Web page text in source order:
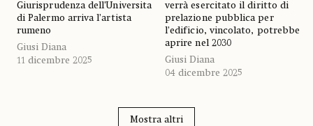
Giurisprudenza dell’Universita
di Palermo arriva l’artista
rumeno
Giusi Diana
11 dicembre 2025
verrà esercitato il diritto di
prelazione pubblica per
l’edificio, vincolato, potrebbe
aprire nel 2030
Giusi Diana
04 dicembre 2025
Mostra altri